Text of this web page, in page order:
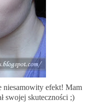
niesamowity efekt! Mam
swojej skuteczności ;)